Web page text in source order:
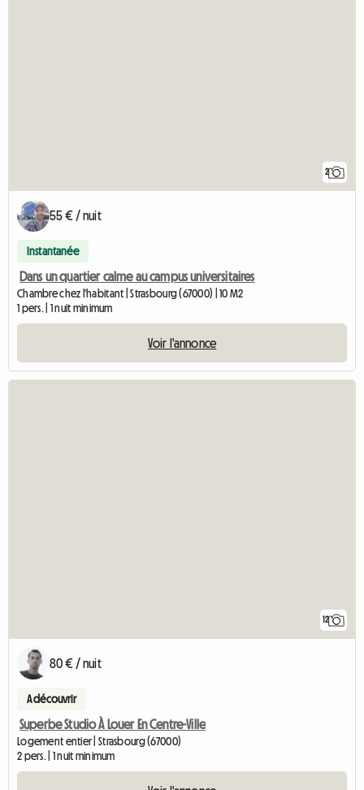
2
55 € / nuit
Instantanée
Dans un quartier calme au campus universitaires
Chambre chez l'habitant | Strasbourg (67000) | 10 M2
1 pers. | 1 nuit minimum
Voir l'annonce
12
80 € / nuit
A découvrir
Superbe Studio À Louer En Centre-Ville
Logement entier | Strasbourg (67000)
2 pers. | 1 nuit minimum